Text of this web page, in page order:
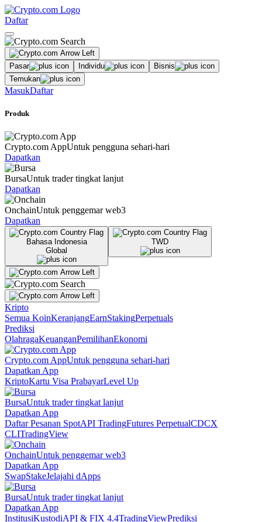
Daftar
Pasar Individu
Bisnis
Temukan
MasukDaftar
Produk
Crypto.com AppUntuk pengguna sehari-hari
Dapatkan
BursaUntuk trader tingkat lanjut
Dapatkan
OnchainUntuk penggemar web3
Dapatkan
Bahasa Indonesia
Global
TWD
Kripto
Semua KoinKeranjangEarnStakingPerpetuals
Prediksi
OlahragaKeuanganPemilihanEkonomi
Crypto.com AppUntuk pengguna sehari-hari
Dapatkan App
KriptoKartu Visa PrabayarLevel Up
BursaUntuk trader tingkat lanjut
Dapatkan App
Daftar Pesanan SpotAPI TradingFutures PerpetualCDCX
CLITradingView
OnchainUntuk penggemar web3
Dapatkan App
SwapStakeJelajahi dApps
BursaUntuk trader tingkat lanjut
Dapatkan App
InstitusiKustodiAPI & FIX 4.4TradingViewPrediksi